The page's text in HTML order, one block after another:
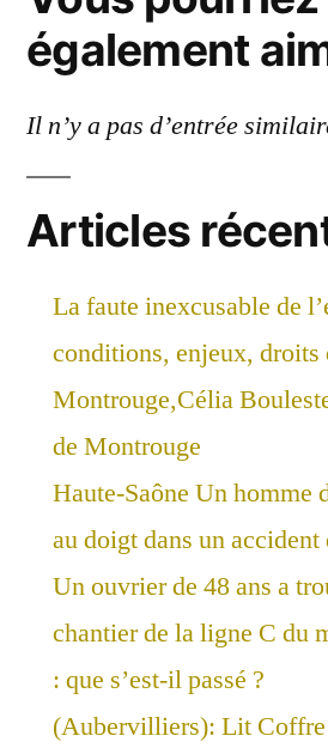
également
Il n’y a pas d’entrée
Articles
La faute inexcusable de
conditions, enjeux, droits
Montrouge,Célia
de Montrouge
Haute-Saône Un homme
au doigt dans un
Un ouvrier de 48 ans a
chantier de la ligne C du
: que s’est-il passé ?
(Aubervilliers): Lit